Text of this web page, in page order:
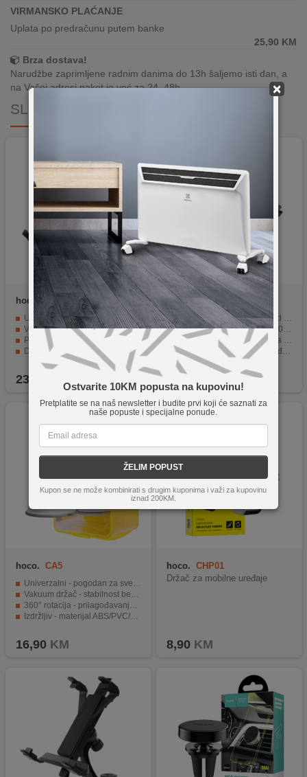
×
Ostvarite 10KM popusta na kupovinu!
Pretplatite se na naš newsletter i budite prvi koji će saznati za
naše popuste i specijalne ponude.
ŽELIM POPUST
Kupon se ne može kombinirati s drugim kuponima i važi za kupovinu
iznad 200KM.
VIRMANSKO PLAĆANJE
Uplata po predračunu putem banke
25,90 KM
Brza dostava!
Narudžbe zaprimljene radnim danima do 13h šaljemo isti dan, a
na Vašoj adresi paket je već za 24–48h.
SLIČNI PROIZVODI
hoco. CA31 Cool Run
Univerzalni držač za različite uređaje
Vakuumski držač za sigurno pričvršćivanje
Prilagodljiva rotacija uređaja u svim smjerovima
Dimenzije omogućavaju fleksibilno postavljanje u vozilu
Jednostavan za korištenje i praktičan u vožnji.
23,90 KM
hoco. CA121
Kompatibilan s uređajima od 4,7" do 12,9"
Raspon podešavanja od 360 stupnjeva
Osigurava stabilnost uređaja i štiti ga od ogrebotina
Mogućnost postavljanja uređaja okomito ili vodoravno
Montaža na naslon za glavu autosjedala
19,90KM
hoco. CA5
Univerzalni - pogodan za sve mobilne uređaje
Vakuum držač - stabilnost bez oštećenja
360° rotacija - prilagođavanje uređaja
Izdržljiv - materijal ABS/PVC/silikon gel
16,90 KM
hoco. CHP01
Držač za mobilne uređaje
8,90 KM